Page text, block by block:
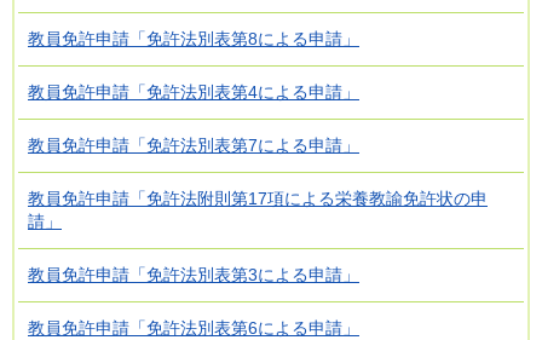
教員免許申請「免許法別表第8による申請」
教員免許申請「免許法別表第4による申請」
教員免許申請「免許法別表第7による申請」
教員免許申請「免許法附則第17項による栄養教諭免許状の申
請」
教員免許申請「免許法別表第3による申請」
教員免許申請「免許法別表第6による申請」